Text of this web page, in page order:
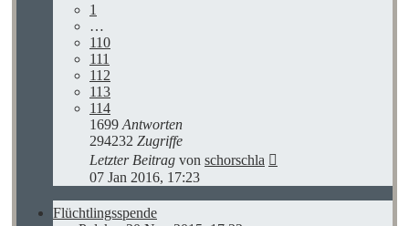
1
…
110
111
112
113
114
1699 Antworten
294232 Zugriffe
Letzter Beitrag von schorschla
07 Jan 2016, 17:23
Flüchtlingsspende